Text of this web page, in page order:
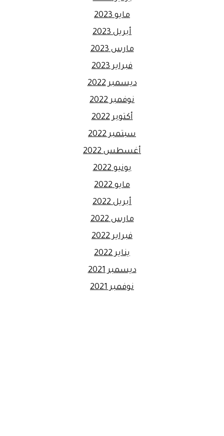
مايو 2023
أبريل 2023
مارس 2023
فبراير 2023
ديسمبر 2022
نوفمبر 2022
أكتوبر 2022
سبتمبر 2022
أغسطس 2022
يونيو 2022
مايو 2022
أبريل 2022
مارس 2022
فبراير 2022
يناير 2022
ديسمبر 2021
نوفمبر 2021